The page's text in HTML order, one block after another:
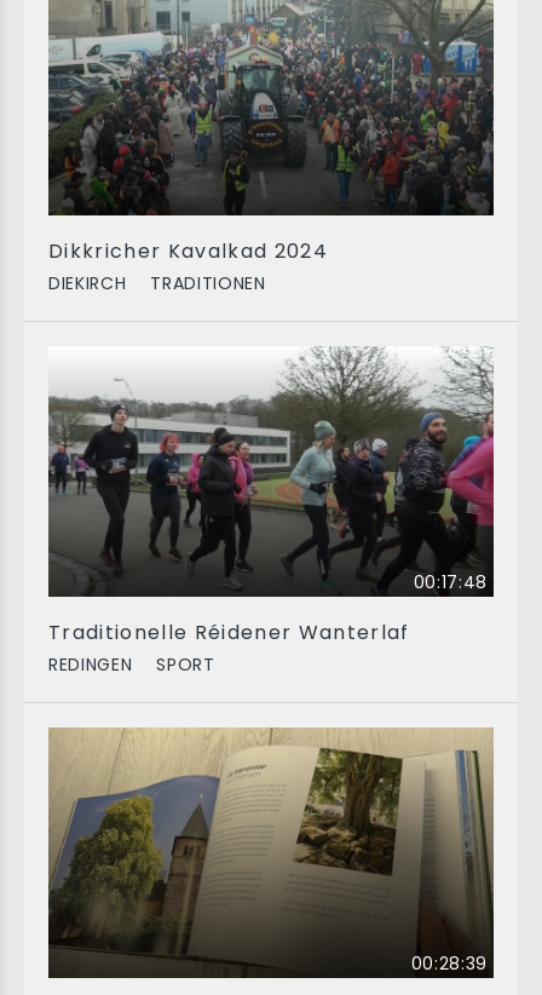
Dikkricher Kavalkad 2024
DIEKIRCH TRADITIONEN
00:17:48
Traditionelle Réidener Wanterlaf
REDINGEN SPORT
00:28:39